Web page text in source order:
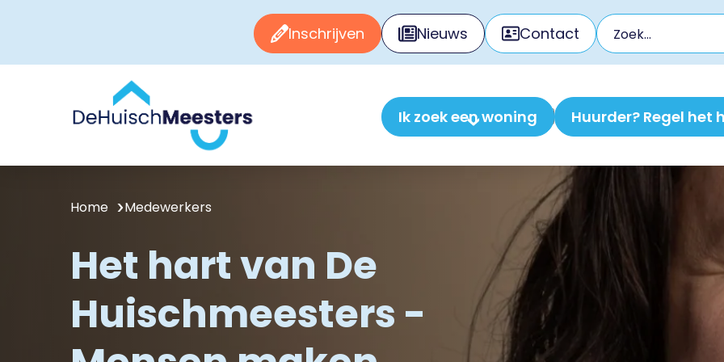
Inschrijven Nieuws Contact
Ik zoek een woning
Huurder? Regel het
Home Medewerkers
Het hart van De
Huischmeesters -